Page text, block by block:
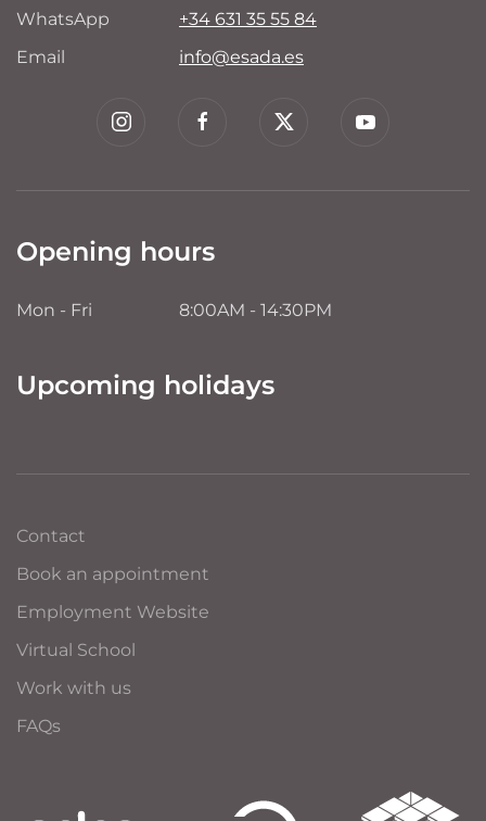
WhatsApp
+34 631 35 55 84
Email
info@esada.es
Opening hours
Mon - Fri 8:00AM - 14:30PM
Upcoming holidays
Contact
Book an appointment
Employment Website
Virtual School
Work with us
FAQs